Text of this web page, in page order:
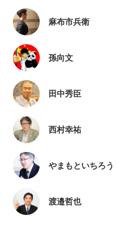
麻布市兵衛
孫向文
田中秀臣
西村幸祐
やまもといちろう
渡邉哲也